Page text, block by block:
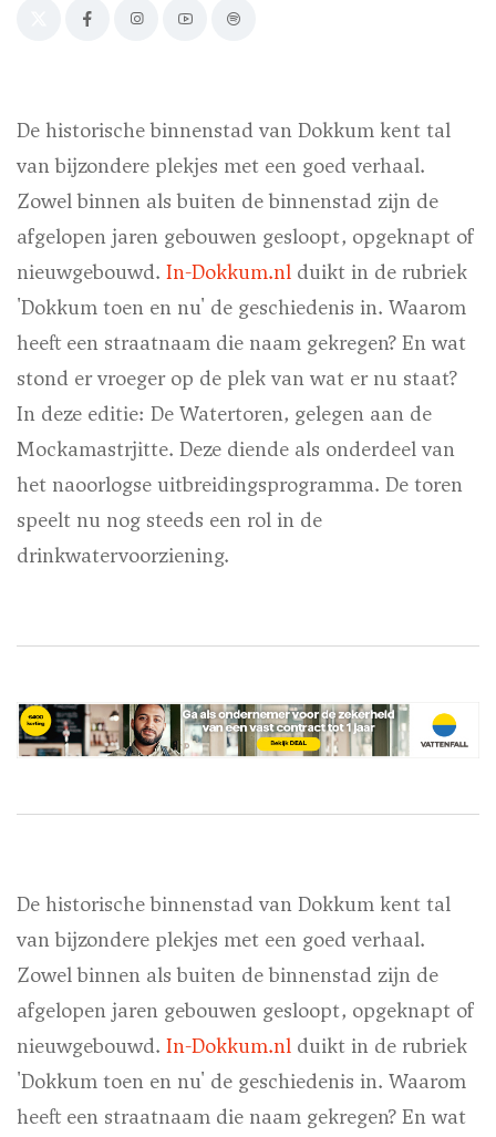
De historische binnenstad van Dokkum kent tal
van bijzondere plekjes met een goed verhaal.
Zowel binnen als buiten de binnenstad zijn de
afgelopen jaren gebouwen gesloopt, opgeknapt of
nieuwgebouwd. In-Dokkum.nl duikt in de rubriek
'Dokkum toen en nu' de geschiedenis in. Waarom
heeft een straatnaam die naam gekregen? En wat
stond er vroeger op de plek van wat er nu staat?
In deze editie: De Watertoren, gelegen aan de
Mockamastrjitte. Deze diende als onderdeel van
het naoorlogse uitbreidingsprogramma. De toren
speelt nu nog steeds een rol in de
drinkwatervoorziening.
De historische binnenstad van Dokkum kent tal
van bijzondere plekjes met een goed verhaal.
Zowel binnen als buiten de binnenstad zijn de
afgelopen jaren gebouwen gesloopt, opgeknapt of
nieuwgebouwd. In-Dokkum.nl duikt in de rubriek
'Dokkum toen en nu' de geschiedenis in. Waarom
heeft een straatnaam die naam gekregen? En wat